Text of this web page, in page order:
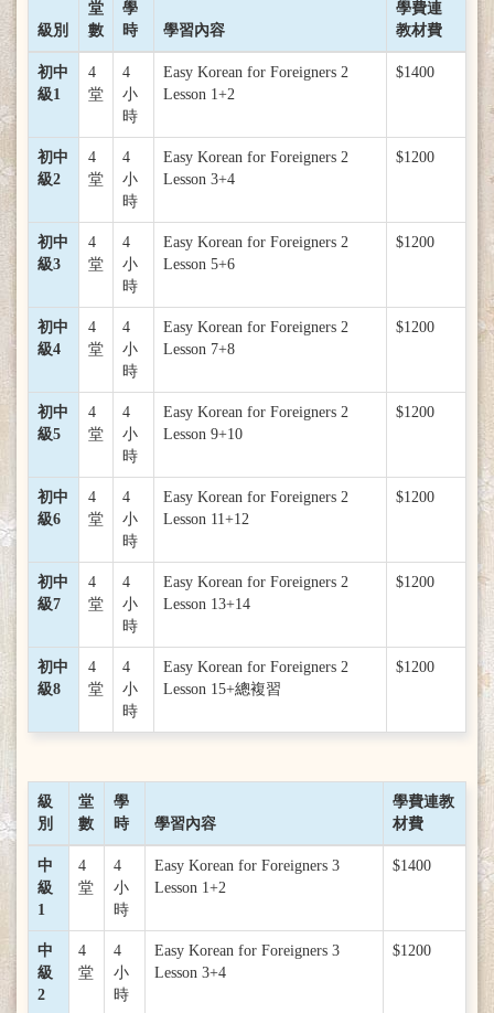
級別
堂
數
學
時
學習內容
學費連
教材費
初中
級1
4
堂
4
小
時
Easy Korean for Foreigners 2
Lesson 1+2
$1400
初中
級2
4
堂
4
小
時
Easy Korean for Foreigners 2
Lesson 3+4
$1200
初中
級3
4
堂
4
小
時
Easy Korean for Foreigners 2
Lesson 5+6
$1200
初中
級4
4
堂
4
小
時
Easy Korean for Foreigners 2
Lesson 7+8
$1200
初中
級5
4
堂
4
小
時
Easy Korean for Foreigners 2
Lesson 9+10
$1200
初中
級6
4
堂
4
小
時
Easy Korean for Foreigners 2
Lesson 11+12
$1200
初中
級7
4
堂
4
小
時
Easy Korean for Foreigners 2
Lesson 13+14
$1200
初中
級8
4
堂
4
小
時
Easy Korean for Foreigners 2
Lesson 15+總複習
$1200
級
別
堂
數
學
時
學習內容
學費連教
材費
中
級
1
4
堂
4
小
時
Easy Korean for Foreigners 3
Lesson 1+2
$1400
中
級
2
4
堂
4
小
時
Easy Korean for Foreigners 3
Lesson 3+4
$1200